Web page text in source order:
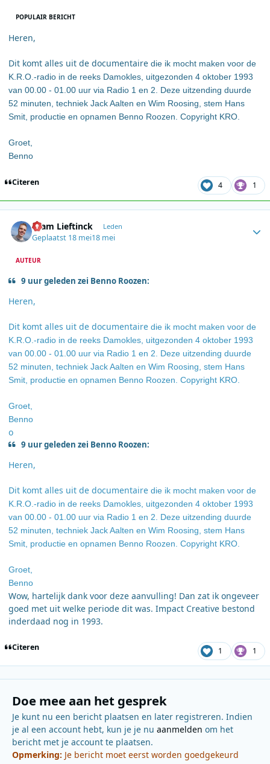
POPULAIR BERICHT
Heren,
Dit komt alles uit de documentaire die ik mocht maken voor de
K.R.O.-radio in de reeks Damokles, uitgezonden 4 oktober 1993
van 00.00 - 01.00 uur via Radio 1 en 2. Deze uitzending duurde
52 minuten, techniek Jack Aalten en Wim Roosing, stem Hans
Smit, productie en opnamen Benno Roozen. Copyright KRO.
Groet,
Benno
Citeren 4 1
Bram Lieftinck Leden
Geplaatst 18 mei18 mei
AUTEUR
9 uur geleden zei Benno Roozen:
Heren,
Dit komt alles uit de documentaire die ik mocht maken voor de
K.R.O.-radio in de reeks Damokles, uitgezonden 4 oktober 1993
van 00.00 - 01.00 uur via Radio 1 en 2. Deze uitzending duurde
52 minuten, techniek Jack Aalten en Wim Roosing, stem Hans
Smit, productie en opnamen Benno Roozen. Copyright KRO.
Groet,
Benno
o
9 uur geleden zei Benno Roozen:
Heren,
Dit komt alles uit de documentaire die ik mocht maken voor de
K.R.O.-radio in de reeks Damokles, uitgezonden 4 oktober 1993
van 00.00 - 01.00 uur via Radio 1 en 2. Deze uitzending duurde
52 minuten, techniek Jack Aalten en Wim Roosing, stem Hans
Smit, productie en opnamen Benno Roozen. Copyright KRO.
Groet,
Benno
Wow, hartelijk dank voor deze aanvulling! Dan zat ik ongeveer
goed met uit welke periode dit was. Impact Creative bestond
inderdaad nog in 1993.
Citeren 1 1
Doe mee aan het gesprek
Je kunt nu een bericht plaatsen en later registreren. Indien
je al een account hebt, kun je je nu aanmelden om het
bericht met je account te plaatsen.
Opmerking: Je bericht moet eerst worden goedgekeurd